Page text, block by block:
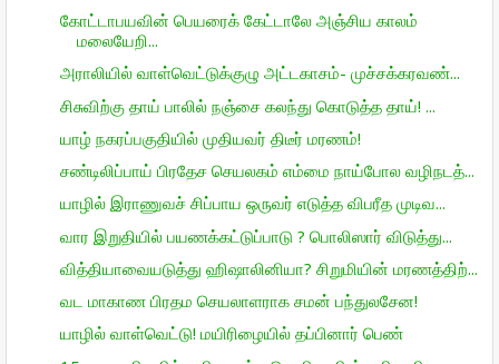
கோட்டாபயவின் பெயரைக் கேட்டாலே அஞ்சிய காலம்
மலையேறி...
அராலியில் வாள்வெட்டுக்குழு அட்டகாசம்- முச்சக்கரவண்...
சிசுவிற்கு தாய் பாலில் நஞ்சை கலந்து கொடுத்த தாய்! ...
யாழ் நகரப்பகுதியில் முதியவர் திடீர் மரணம்!
சண்டிலிப்பாய் பிரதேச செயலகம் எம்மை நாய்போல வழிநடத்...
யாழில் இராணுவச் சிப்பாய ஒருவர் எடுத்த விபரீத முடிவ...
வார இறுதியில் பயணக்கட்டுப்பாடு ? பொலிஸார் விடுத்து...
வித்தியாவையடுத்து ஹிஷாலினியா? சிறுமியின் மரணத்திற்...
வட மாகாண பிரதம செயலாளராக சமன் பந்துலசேன!
யாழில் வாள்வெட்டு! மயிரிழையில் தப்பினார் பெண்